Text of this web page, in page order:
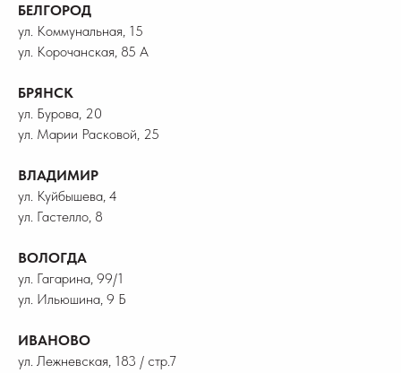
БЕЛГОРОД
ул. Коммунальная, 15
ул. Корочанская, 85 А
БРЯНСК
ул. Бурова, 20
ул. Марии Расковой, 25
ВЛАДИМИР
ул. Куйбышева, 4
ул. Гастелло, 8
ВОЛОГДА
ул. Гагарина, 99/1
ул. Ильюшина, 9 Б
ИВАНОВО
ул. Лежневская, 183 / стр.7